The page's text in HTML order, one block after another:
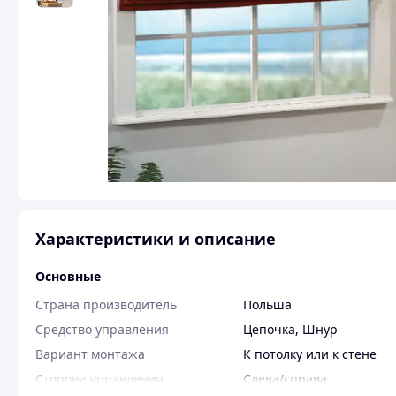
Характеристики и описание
Основные
Страна производитель
Польша
Средство управления
Цепочка, Шнур
Вариант монтажа
К потолку или к стене
Сторона управления
Слева/справа